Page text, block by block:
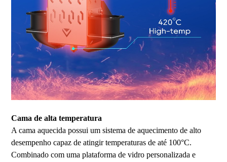
Cama de alta temperatura
A cama aquecida possui um sistema de aquecimento de alto
desempenho capaz de atingir temperaturas de até 100°C.
Combinado com uma plataforma de vidro personalizada e